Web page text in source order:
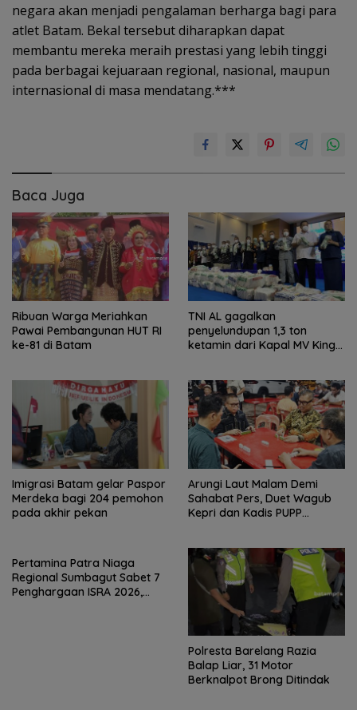
negara akan menjadi pengalaman berharga bagi para
atlet Batam. Bekal tersebut diharapkan dapat
membantu mereka meraih prestasi yang lebih tinggi
pada berbagai kejuaraan regional, nasional, maupun
internasional di masa mendatang.***
Baca Juga
Ribuan Warga Meriahkan
Pawai Pembangunan HUT RI
ke-81 di Batam
TNI AL gagalkan
penyelundupan 1,3 ton
ketamin dari Kapal MV King
Imigrasi Batam gelar Paspor
Merdeka bagi 204 pemohon
pada akhir pekan
Arungi Laut Malam Demi
Sahabat Pers, Duet Wagub
Kepri dan Kadis PUPP
Pertamina Patra Niaga
Regional Sumbagut Sabet 7
Penghargaan ISRA 2026,
Polresta Barelang Razia
Balap Liar, 31 Motor
Berknalpot Brong Ditindak